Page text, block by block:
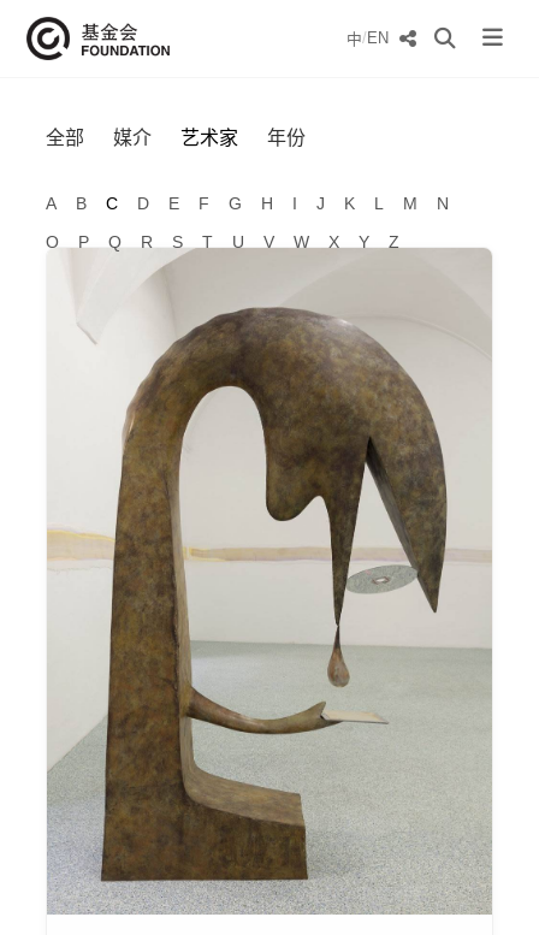
中/EN
全部 媒介 艺术家
A B C D E F G H I J K L M
N
O
P Q R S T U V W X Y Z
年份